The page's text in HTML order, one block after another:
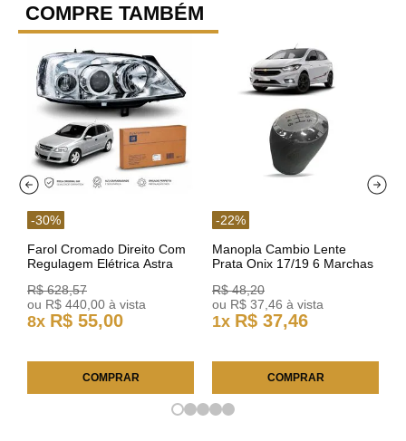
COMPRE TAMBÉM
-30%
Farol Cromado Direito Com
Regulagem Elétrica Astra
R$ 628,57
ou R$ 440 00 à vista
8x R$ 55,00
COMPRAR
-22%
Manopla Cambio Lente
Prata Onix 17/19 6 Marchas
R$ 48,20
ou R$ 37 46 à vista
1x R$ 37,46
COMPRAR